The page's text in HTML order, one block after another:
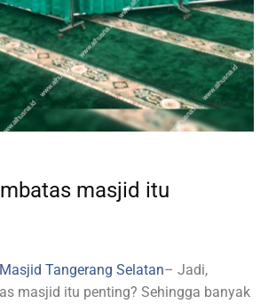
masjid itu
Tangerang Selatan– Jadi,
masjid itu penting? Sehingga banyak